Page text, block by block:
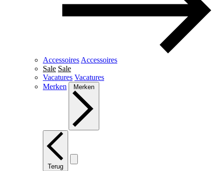
Accessoires Accessoires
Sale Sale
Vacatures Vacatures
Merken
Merken
Terug